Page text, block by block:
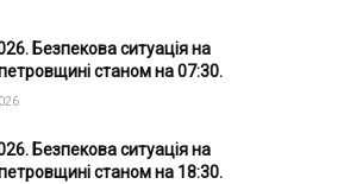
Безпекова ситуація на
станом на 07:30.
Безпекова ситуація на
станом на 18:30.